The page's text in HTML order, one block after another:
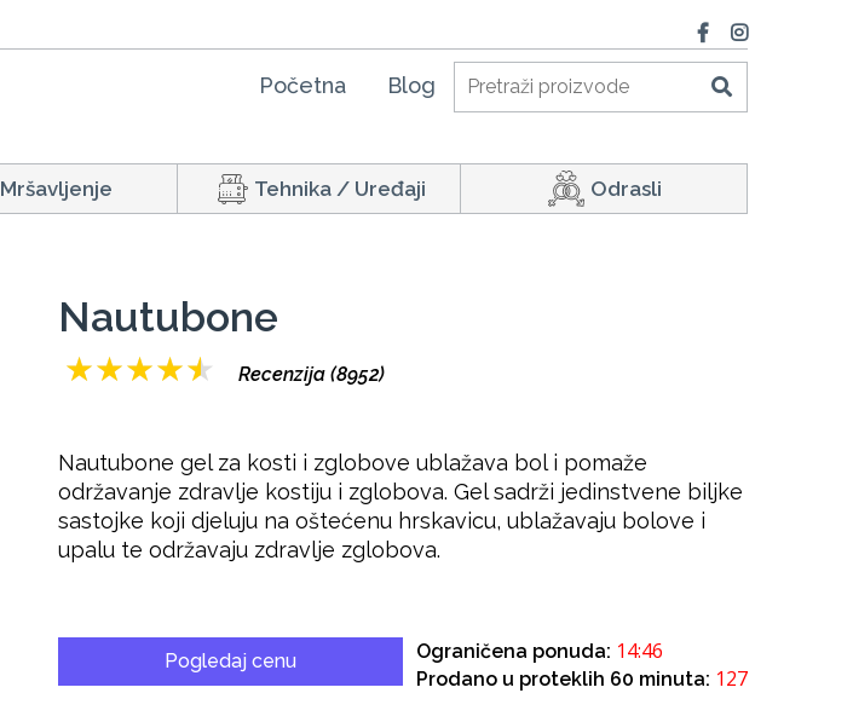
Početna Blog
Mršavljenje Tehnika / Uređaji Odrasli
Nautubone
★★★★★ Recenzija (8952)
Nautubone gel za kosti i zglobove ublažava bol i pomaže
održavanje zdravlje kostiju i zglobova. Gel sadrži jedinstvene biljke
sastojke koji djeluju na oštećenu hrskavicu, ublažavaju bolove i
upalu te održavaju zdravlje zglobova.
Pogledaj cenu Ograničena ponuda: 14:45
Prodano u proteklih 60 minuta: 127